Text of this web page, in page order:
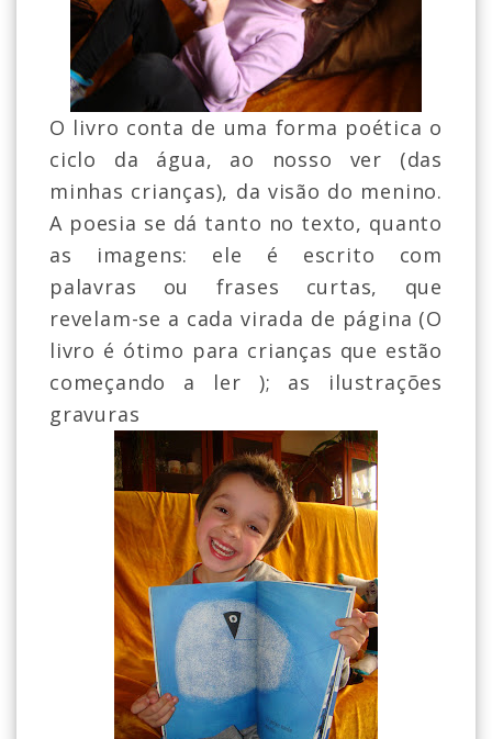
O livro conta de uma forma poética o
ciclo da água, ao nosso ver (das
minhas crianças), da visão do menino.
A poesia se dá tanto no texto, quanto
as imagens: ele é escrito com
palavras ou frases curtas, que
revelam-se a cada virada de página (O
livro é ótimo para crianças que estão
começando a ler ); as ilustrações
gravuras